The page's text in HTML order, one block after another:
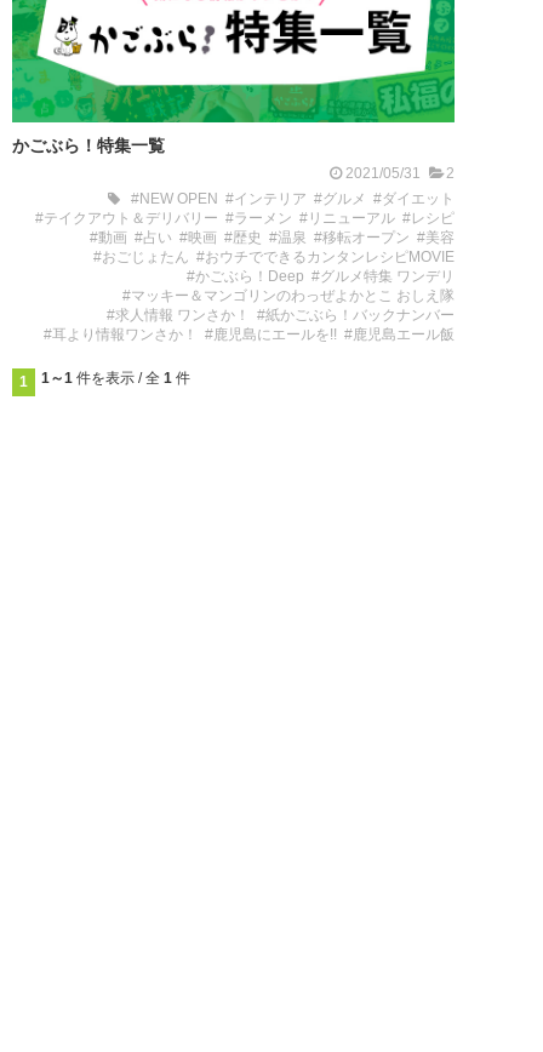
かごぶら！特集一覧
2021/05/31
2
#NEW OPEN #インテリア #グルメ #ダイエット
#テイクアウト＆デリバリー #ラーメン #リニューアル #レシピ
#動画 #占い #映画 #歴史 #温泉 #移転オープン #美容
#おごじょたん #おウチでできるカンタンレシピMOVIE
#かごぶら！Deep #グルメ特集 ワンデリ
#マッキー＆マンゴリンのわっぜよかとこ おしえ隊
#求人情報 ワンさか！
#紙かごぶら！バックナンバー
#耳より情報ワンさか！
#鹿児島にエールを!! #鹿児島エール飯
1 1～1 件を表示 / 全 1 件